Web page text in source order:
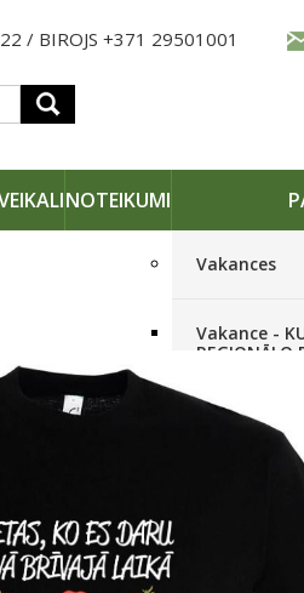
/ BIROJS +371 29501001
NOTEIKUMI
Vakances
Vakance -
REĢIONĀLO
Vakance -
Pieteikties